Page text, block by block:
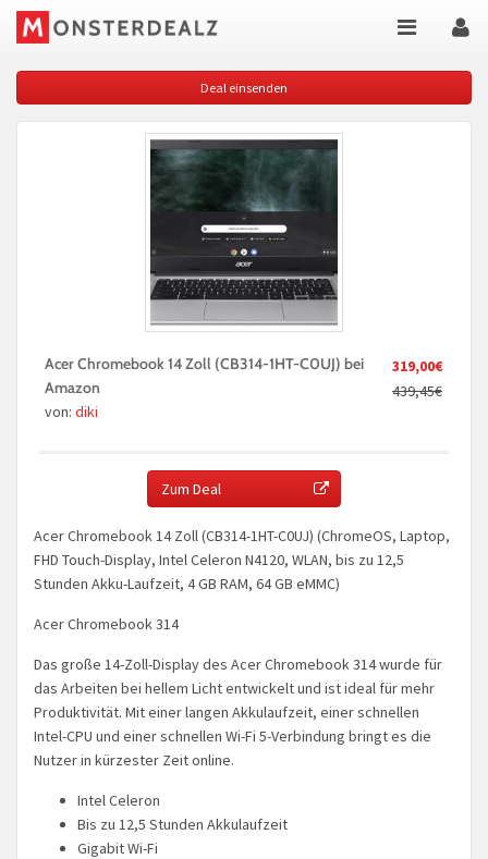
Deal einsenden
319,00€
439,45€
Acer Chromebook 14 Zoll (CB314-1HT-C0UJ) bei
Amazon
von: diki
Zum Deal
Acer Chromebook 14 Zoll (CB314-1HT-C0UJ) (ChromeOS, Laptop,
FHD Touch-Display, Intel Celeron N4120, WLAN, bis zu 12,5
Stunden Akku-Laufzeit, 4 GB RAM, 64 GB eMMC)
Acer Chromebook 314
Das große 14-Zoll-Display des Acer Chromebook 314 wurde für
das Arbeiten bei hellem Licht entwickelt und ist ideal für mehr
Produktivität. Mit einer langen Akkulaufzeit, einer schnellen
Intel-CPU und einer schnellen Wi-Fi 5-Verbindung bringt es die
Nutzer in kürzester Zeit online.
Intel Celeron
Bis zu 12,5 Stunden Akkulaufzeit
Gigabit Wi-Fi